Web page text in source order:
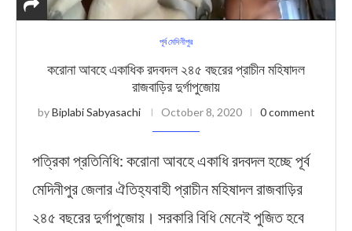
পূর্ব মেদিনীপুর
করোনা আবহে একাধিক রদবদল ২৪৫ বছরের প্রাচীন মহিষাদল
রাজবাড়ির দুর্গাপুজোয়
byBiplabi Sabyasachi October 8, 2020 0 comment
পত্রিকা প্রতিনিধি: করোনা আবহে একাধি রদবদল হচ্ছে পূর্ব
মেদিনীপুর জেলার ঐতিহ্যবাহী প্রাচীন মহিষাদল রাজবাড়ির
২৪৫ বছরের দুর্গাপুজোয়। সরকারি বিধি মেনেই পুজিত হবে